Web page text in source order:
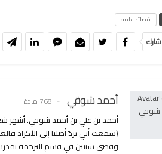
قصائد عامه
شارك
أحمد شوقي 768 مادة
أحمد بن علي بن أحمد شوقي. أشهر
(سمعت أبي يردّ أصلنا إلى الأكراد